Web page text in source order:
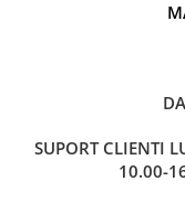
SUPORT CLIENTI
10.00-